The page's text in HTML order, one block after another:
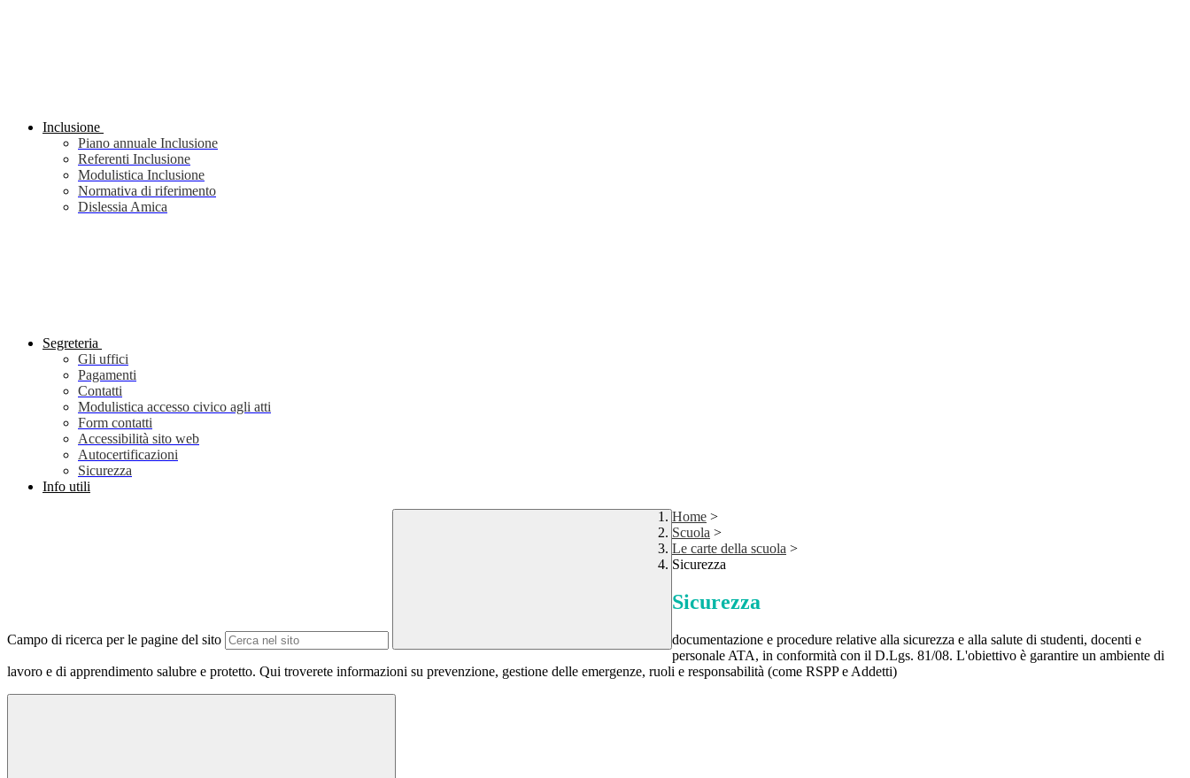
Inclusione
Piano annuale Inclusione
Referenti Inclusione
Modulistica Inclusione
Normativa di riferimento
Dislessia Amica
Segreteria
Gli uffici
Pagamenti
Contatti
Modulistica accesso civico agli atti
Form contatti
Accessibilità sito web
Autocertificazioni
Sicurezza
Info utili
Campo di ricerca per le pagine del sito
Home >
Scuola >
Le carte della scuola >
Sicurezza
Sicurezza
documentazione e procedure relative alla sicurezza e alla salute di studenti, docenti e
personale ATA, in conformità con il D.Lgs. 81/08. L'obiettivo è garantire un ambiente di
lavoro e di apprendimento salubre e protetto. Qui troverete informazioni su prevenzione, gestione delle emergenze, ruoli e responsabilità (come RSPP e Addetti)